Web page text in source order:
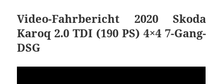
Video-Fahrbericht 2020 Skoda
Karoq 2.0 TDI (190 PS) 4×4 7-Gang-
DSG